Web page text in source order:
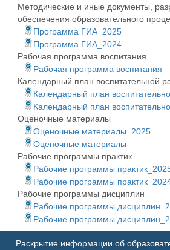
Методические и иные документы,
обеспечения образовательного
Программа ГИА_2025
Программа ГИА_2024
Рабочая программа воспитания
Рабочая программа воспитания
Календарный план воспитательной
Календарный план
Календарный план
Оценочные материалы
Оценочные материалы_2025
Оценочные материалы
Рабочие программы практик
Рабочие программы
Рабочие программы
Рабочие программы дисциплин
Рабочие программы
Рабочие программы
Раскрытие информации об